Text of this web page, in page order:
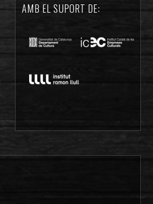
AMB EL SUPORT DE: